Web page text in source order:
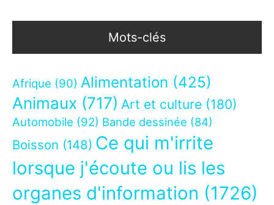
Mots-clés
Afrique (90) Alimentation (425)
Animaux (717) Art et culture (180)
Automobile (92) Bande dessinée (84)
Boisson (148) Ce qui m'irrite
lorsque j'écoute ou lis les
organes d'information (1726)